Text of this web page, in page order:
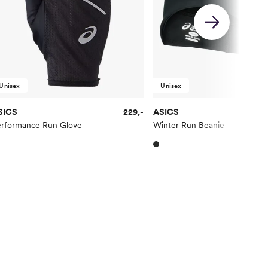
Run Glove
229,-
Unisex
ASICS
Winter Run Beanie